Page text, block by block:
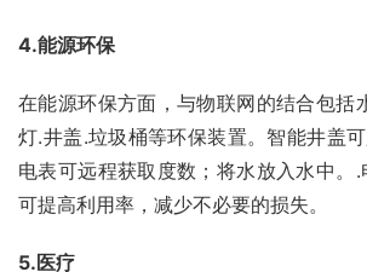
4.能源环保
在能源环保方面，与物联网的结合包括
灯.井盖.垃圾桶等环保装置。智能井盖
电表可远程获取度数；将水放入水中。.
可提高利用率，减少不必要的损失。
5.医疗